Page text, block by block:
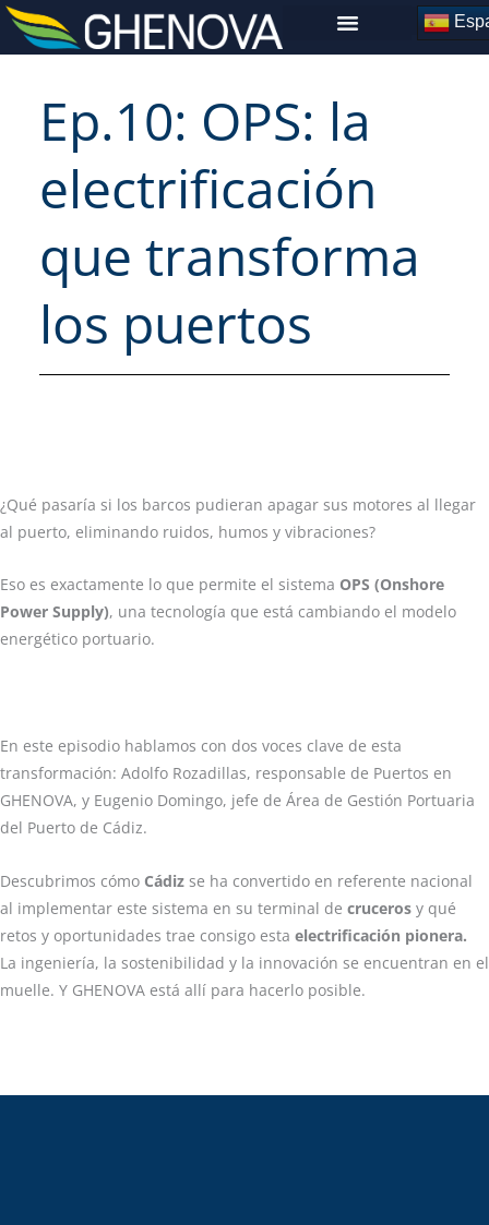
Skip
Ep.10: OPS: la
electrificación
que transforma
los puertos
¿Qué pasaría si los barcos pudieran apagar sus motores al llegar
al puerto, eliminando ruidos, humos y vibraciones?
Eso es exactamente lo que permite el sistema OPS (Onshore
Power Supply), una tecnología que está cambiando el modelo
energético portuario.
En este episodio hablamos con dos voces clave de esta
transformación: Adolfo Rozadillas, responsable de Puertos en
GHENOVA, y Eugenio Domingo, jefe de Área de Gestión Portuaria
del Puerto de Cádiz.
Descubrimos cómo Cádiz se ha convertido en referente nacional
al implementar este sistema en su terminal de cruceros y qué
retos y oportunidades trae consigo esta electrificación pionera.
La ingeniería, la sostenibilidad y la innovación se encuentran en el
muelle. Y GHENOVA está allí para hacerlo posible.